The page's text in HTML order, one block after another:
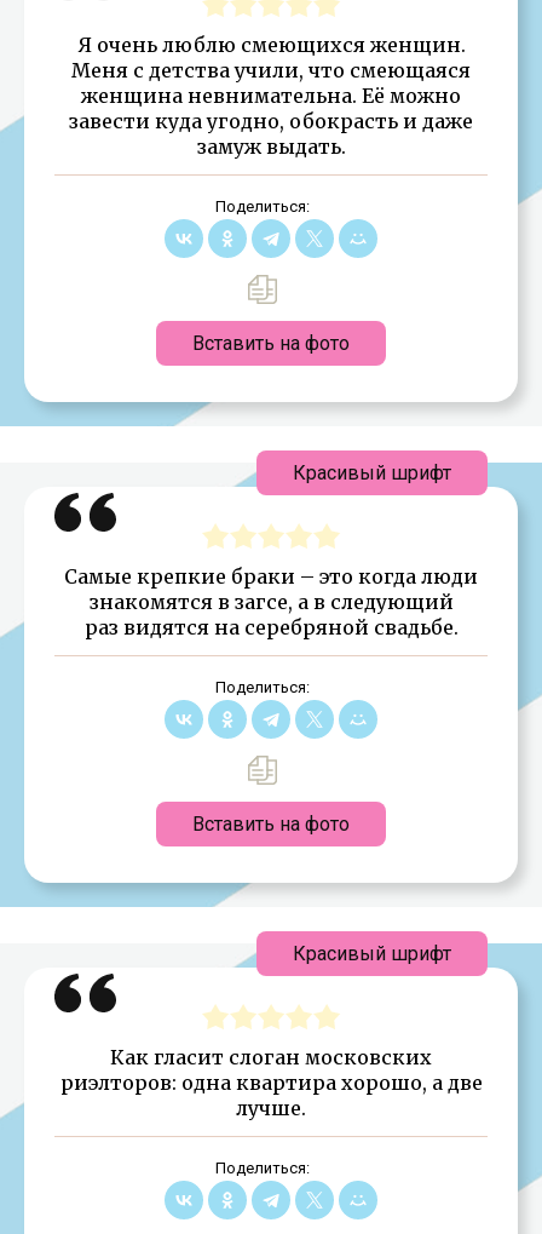
Я очень люблю смеющихся женщин.
Меня с детства учили, что смеющаяся
женщина невнимательна. Её можно
завести куда угодно, обокрасть и даже
замуж выдать.
Поделиться:
Вставить на фото
Самые крепкие браки – это когда люди
знакомятся в загсе, а в следующий
раз видятся на серебряной свадьбе.
Поделиться:
Вставить на фото
Красивый шрифт
Как гласит слоган московских
риэлторов: одна квартира хорошо, а две
лучше.
Поделиться:
Красивый шрифт